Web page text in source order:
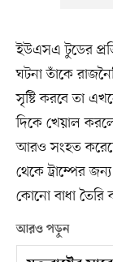
ইউএসএ টুডের
ঘটনা তাঁকে
সৃষ্টি করবে তা
দিকে খেয়াল
আরও সংহত
থেকে ট্রাম্পের
কোনো বাধা তৈরি
আরও পড়ুন